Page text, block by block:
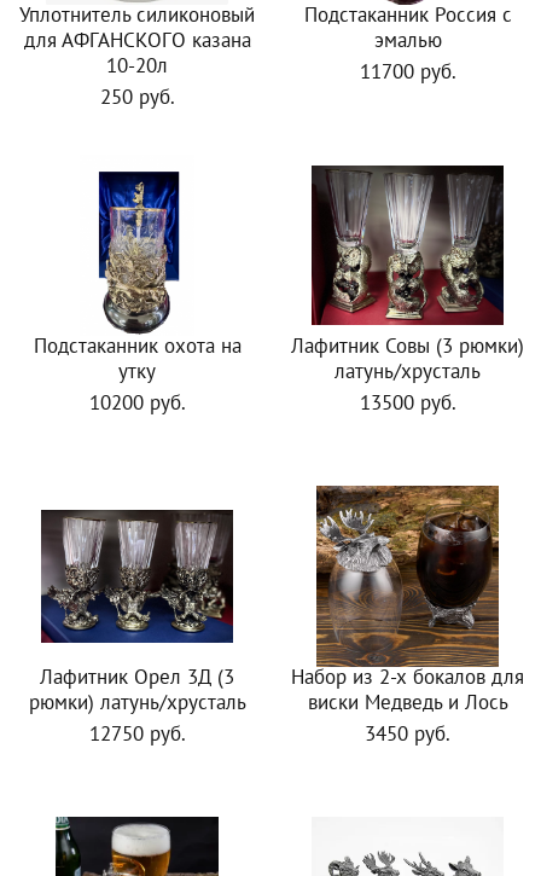
Уплотнитель силиконовый
для АФГАНСКОГО казана
10-20л
250 руб.
Подстаканник Россия с
эмалью
11700 руб.
Подстаканник охота на
утку
10200 руб.
Лафитник Совы (3 рюмки)
латунь/хрусталь
13500 руб.
Лафитник Орел 3Д (3
рюмки) латунь/хрусталь
12750 руб.
Набор из 2-х бокалов для
виски Медведь и Лось
3450 руб.